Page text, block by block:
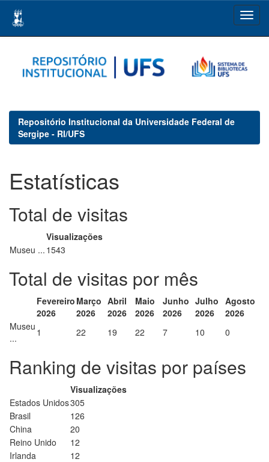
navigation
Repositório Institucional da Universidade Federal de
Sergipe - RI/UFS
Estatísticas
Total de visitas
Visualizações
Museu ... 1543
Total de visitas por mês
Fevereiro
2026
Março
2026
Abril
2026
Maio
2026
Junho
2026
Julho
2026
Agosto
2026
Museu
...
1 22 19 22 7 10 0
Ranking de visitas por países
Visualizações
Estados Unidos305
Brasil
126
China
20
Reino Unido
12
Irlanda
12